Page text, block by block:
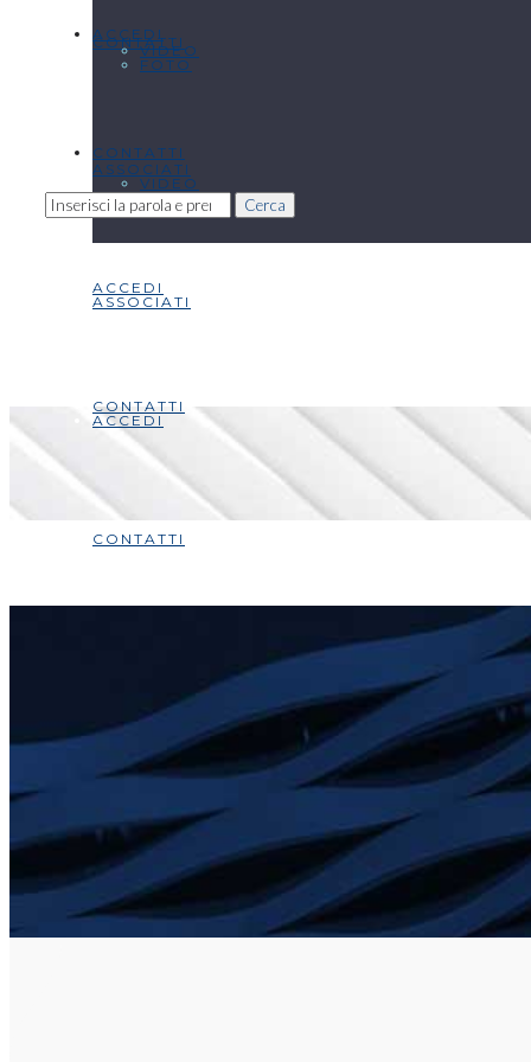
ACCEDI
CONTATTI
CONTATTI
Cerca
VIDEO
ASSOCIATI
ACCEDI
CONTATTI
FOTO
VIDEO
ASSOCIATI
ACCEDI
CONTATTI